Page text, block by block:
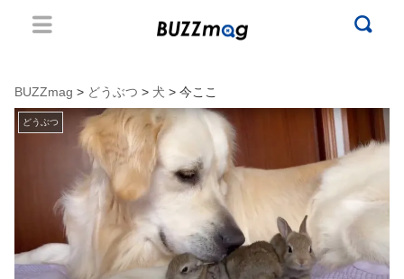
BUZZmag > どうぶつ > 犬 > 今ここ
どうぶつ